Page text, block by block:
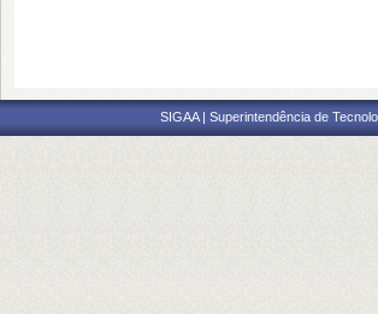
SIGAA | Superintendência de